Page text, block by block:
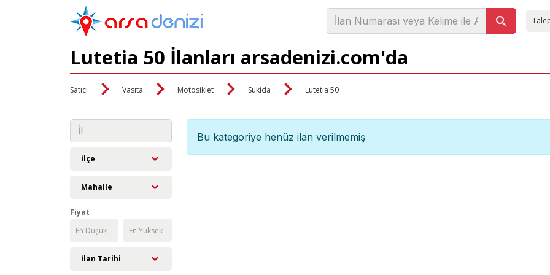
Lutetia 50 İlanları arsadenizi.com'da
Satıcı Vasıta Motosiklet Sukida Lutetia 50
İlçe
Mahalle
Fiyat
İlan Tarihi
Bu kategoriye henüz ilan verilmemiş